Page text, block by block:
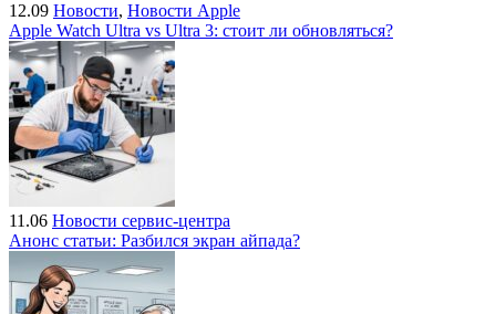
12.09 Новости, Новости Apple
Apple Watch Ultra vs Ultra 3: стоит ли обновляться?
11.06 Новости сервис-центра
Анонс статьи: Разбился экран айпада?